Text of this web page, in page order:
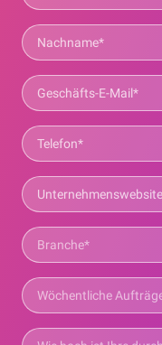
Als etablierter
international haben
Unternehmen
– mit skalierbaren,
Fulfillment-Lösungen.
und flexible
über D2C- und B2B-
unterstützen.